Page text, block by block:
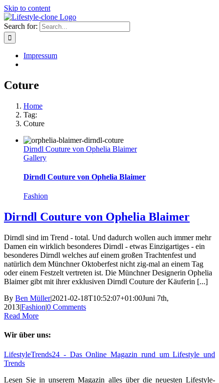
Skip to content
Search for:
Impressum
Coture
Home
Tag:
Coture
Dirndl Couture von Ophelia Blaimer
Gallery
Dirndl Couture von Ophelia Blaimer
Fashion
Dirndl Couture von Ophelia Blaimer
Dirndl sind im Trend - total. Und dadurch wollen auch immer mehr
Damen ein wirklich besonderes Dirndl - etwas Einzigartiges - ein
besonderes Dirndl welches auf einem großen Trachtenfest und
natürlich dem Münchner Oktoberfest nicht zig-mal an einem Tag
oder einem Festzelt vertreten ist. Die Münchner Designerin Ophelia
Blaimer gibt mit ihrer exklusiven Dirndl Couture der Käuferin [...]
By Ben Müller|2021-02-18T10:52:07+01:00Juni 7th,
2013|Fashion|0 Comments
Read More
Wir über uns:
LifestyleTrends24 - Das Online Magazin rund um Lifestyle und
Trends
Lesen Sie in unserem Magazin alles über die neuesten Lifestyle-